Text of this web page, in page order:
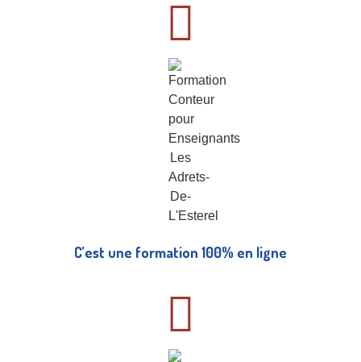
C’est une formation 100% en ligne